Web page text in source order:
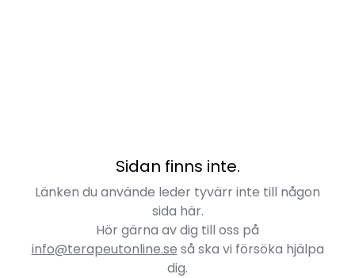
Sidan finns inte.
Länken du använde leder tyvärr inte till någon
sida här.
Hör gärna av dig till oss på
info@terapeutonline.se så ska vi försöka hjälpa
dig.